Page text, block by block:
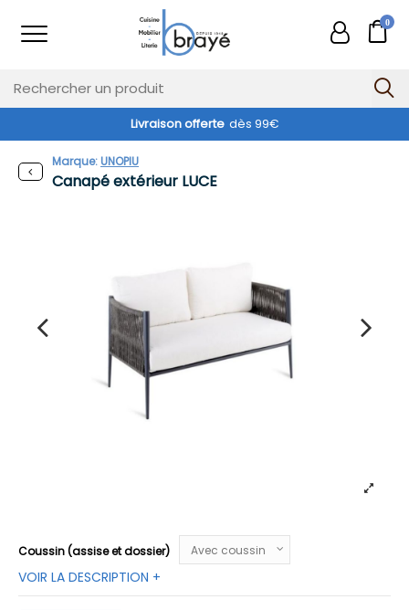
0
Livraison offerte dès 99€
Exclusivité web !
Canapé extérieur LUCE
Marque:UNOPIU
Coussin (assise et dossier)
VOIR LA DESCRIPTION +